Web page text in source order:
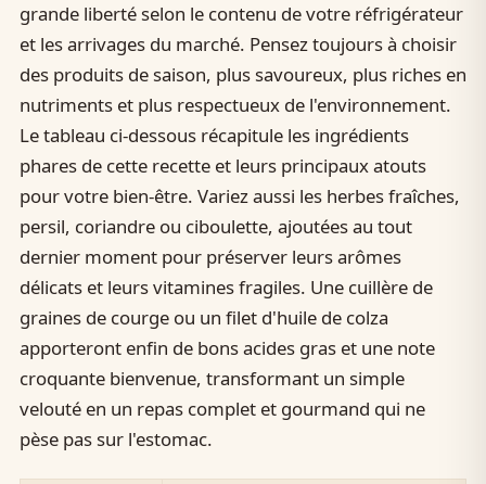
grande liberté selon le contenu de votre réfrigérateur
et les arrivages du marché. Pensez toujours à choisir
des produits de saison, plus savoureux, plus riches en
nutriments et plus respectueux de l'environnement.
Le tableau ci-dessous récapitule les ingrédients
phares de cette recette et leurs principaux atouts
pour votre bien-être. Variez aussi les herbes fraîches,
persil, coriandre ou ciboulette, ajoutées au tout
dernier moment pour préserver leurs arômes
délicats et leurs vitamines fragiles. Une cuillère de
graines de courge ou un filet d'huile de colza
apporteront enfin de bons acides gras et une note
croquante bienvenue, transformant un simple
velouté en un repas complet et gourmand qui ne
pèse pas sur l'estomac.